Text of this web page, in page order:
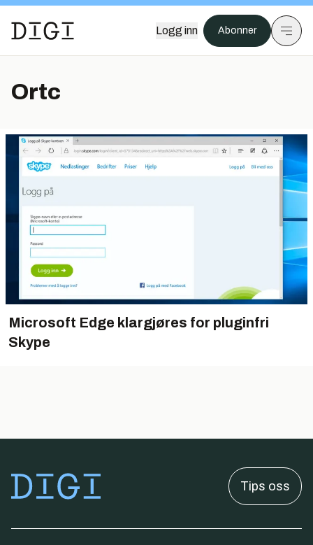
Logg inn Abonner
Ortc
Microsoft Edge klargjøres for pluginfri
Skype
Tips oss